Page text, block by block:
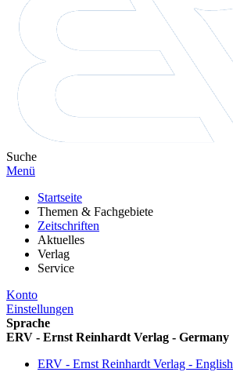
Suche
Menü
Startseite
Themen & Fachgebiete
Zeitschriften
Aktuelles
Verlag
Service
Konto
Einstellungen
Sprache
ERV - Ernst Reinhardt Verlag - Germany
ERV - Ernst Reinhardt Verlag - English